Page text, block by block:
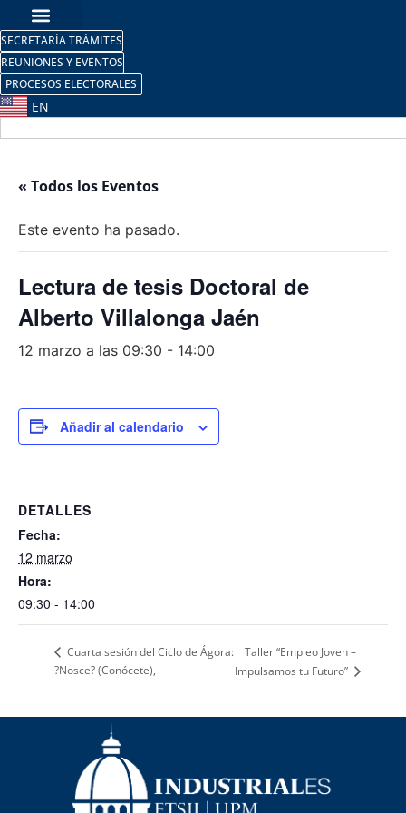
SECRETARÍA TRÁMITES
REUNIONES Y EVENTOS
PROCESOS ELECTORALES
EN
« Todos los Eventos
Este evento ha pasado.
Lectura de tesis Doctoral de
Alberto Villalonga Jaén
12 marzo a las 09:30 - 14:00
Añadir al calendario
DETALLES
Fecha:
12 marzo
Hora:
09:30 - 14:00
Cuarta sesión del Ciclo de Ágora:
?Nosce? (Conócete),
Taller “Empleo Joven –
Impulsamos tu Futuro”